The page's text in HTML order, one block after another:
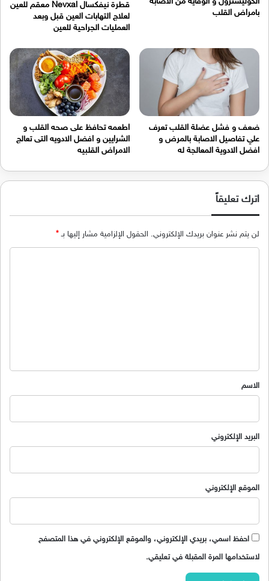
بامراض القلب
قطرة نيفكسال Nevxal معقم للعين
لعلاج التهابات العين قبل وبعد
العمليات الجراحية للعين
ضعف و فشل عضلة القلب تعرف
علي تفاصيل الاصابة بالمرض و
افضل الادوية المعالجة له
اطعمه تحافظ على صحه القلب و
الشرايين و افضل الادويه التى تعالج
الامراض القلبيه
اترك تعليقاً
لن يتم نشر عنوان بريدك الإلكتروني. الحقول الإلزامية مشار إليها بـ*
*
الاسم
البريد الإلكتروني
الموقع الإلكتروني
احفظ اسمي، بريدي الإلكتروني، والموقع الإلكتروني في هذا المتصفح
لاستخدامها المرة المقبلة في تعليقي.